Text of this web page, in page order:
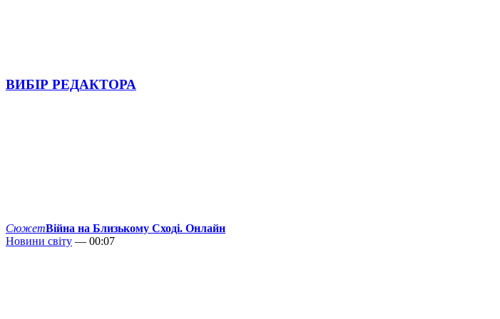
ВИБІР РЕДАКТОРА
СюжетВійна на Близькому Сході. Онлайн
Новини світу — 00:07